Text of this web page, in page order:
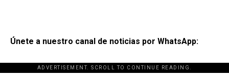
Únete a nuestro canal de noticias por WhatsApp:
ADVERTISEMENT. SCROLL TO CONTINUE READING.
[adsforwp id="243463"]